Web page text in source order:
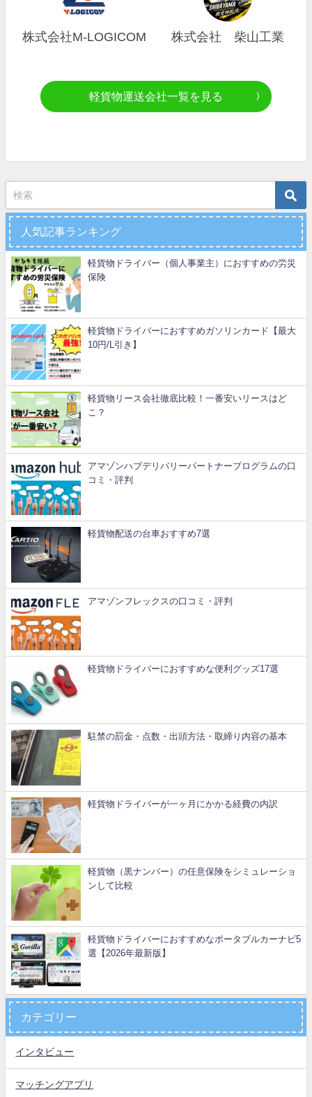
株式会社M-LOGICOM 株式会社 柴山工業
軽貨物運送会社一覧を見る
人気記事ランキング
軽貨物ドライバー（個人事業主）におすすめの労災
保険
軽貨物ドライバーにおすすめガソリンカード【最大
10円/L引き】
軽貨物リース会社徹底比較！一番安いリースはど
こ？
アマゾンハブデリバリーパートナープログラムの口
コミ・評判
軽貨物配送の台車おすすめ7選
アマゾンフレックスの口コミ・評判
軽貨物ドライバーにおすすめな便利グッズ17選
駐禁の罰金・点数・出頭方法・取締り内容の基本
軽貨物ドライバーが一ヶ月にかかる経費の内訳
軽貨物（黒ナンバー）の任意保険をシミュレーショ
ンして比較
軽貨物ドライバーにおすすめなポータブルカーナビ5
選【2026年最新版】
カテゴリー
インタビュー
マッチングアプリ